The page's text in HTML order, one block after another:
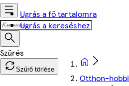
Ugrás a fő tartalomra
Ugrás a kereséshez
Szűrő törlése
Otthon-hobbi